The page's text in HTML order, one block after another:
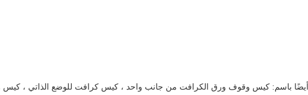
باسم: كيس وقوف ورق الكرافت من جانب واحد ، كيس كرافت للوضع الذاتي ،